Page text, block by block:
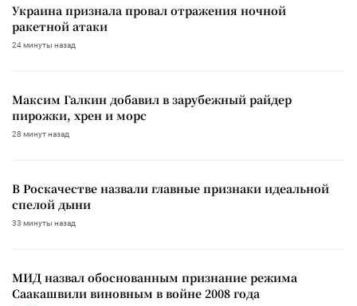
Украина признала провал отражения ночной
ракетной атаки
24 минуты назад
Максим Галкин добавил в зарубежный райдер
пирожки, хрен и морс
28 минут назад
В Роскачестве назвали главные признаки идеальной
спелой дыни
33 минуты назад
МИД назвал обоснованным признание режима
Саакашвили виновным в войне 2008 года